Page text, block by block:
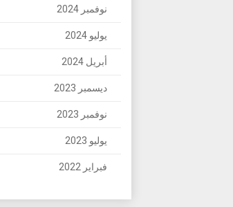
نوفمبر 2024
يوليو 2024
أبريل 2024
ديسمبر 2023
نوفمبر 2023
يوليو 2023
فبراير 2022